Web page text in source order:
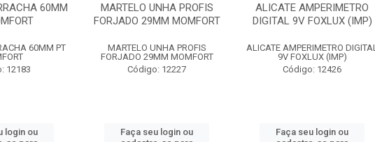
60MM
60MM PT
12183
login ou
MARTELO UNHA PROFIS
FORJADO 29MM MOMFORT
MARTELO UNHA PROFIS
FORJADO 29MM MOMFORT
Código: 12227
Faça seu login ou
ALICATE AMPERIMETRO
DIGITAL 9V FOXLUX (IMP)
ALICATE AMPERIMETRO DIGITAL
9V FOXLUX (IMP)
Código: 12426
Faça seu login ou